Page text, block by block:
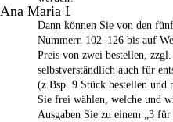
Ana Maria Lajusticia Bergasa
Dann können Sie von den
Nummern 102–126 bis auf
Preis von zwei bestellen,
selbstverständlich auch für
(z.Bsp. 9 Stück bestellen und
Sie frei wählen, welche und
Ausgaben Sie zu einem „3